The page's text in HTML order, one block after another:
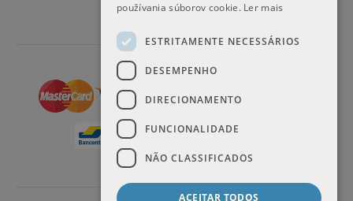
používania súborov cookie. Ler mais
ESTRITAMENTE NECESSÁRIOS
DESEMPENHO
DIRECIONAMENTO
FUNCIONALIDADE
NÃO CLASSIFICADOS
ACEITAR TODOS